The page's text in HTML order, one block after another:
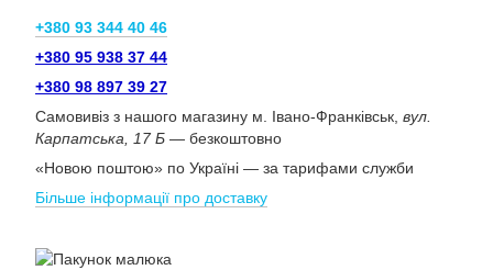
+380 93 344 40 46
+380 95 938 37 44
+380 98 897 39 27
Самовивіз з нашого магазину м. Івано-Франківськ, вул.
Карпатська, 17 Б — безкоштовно
«Новою поштою» по Україні — за тарифами служби
Більше інформації про доставку